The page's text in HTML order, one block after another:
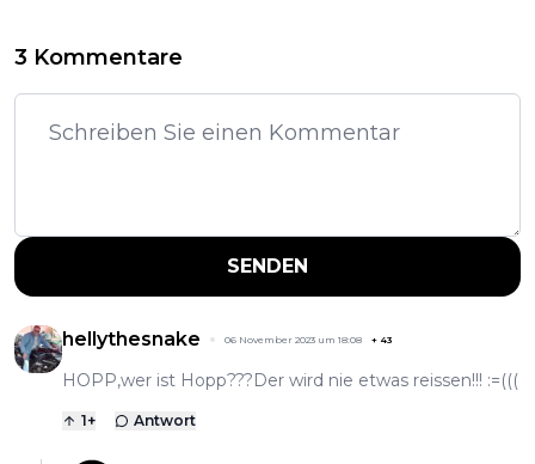
3 Kommentare
SENDEN
hellythesnake 06 November 2023 um 18:08 + 43
HOPP,wer ist Hopp???Der wird nie etwas reissen!!! :=(((
1+ Antwort